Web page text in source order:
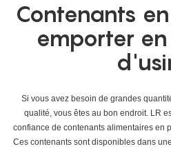
Contenants
emporter
Si vous avez besoin de grandes
qualité, vous êtes au bon endroit. LR
confiance de contenants alimentaires en
Ces contenants sont disponibles dans